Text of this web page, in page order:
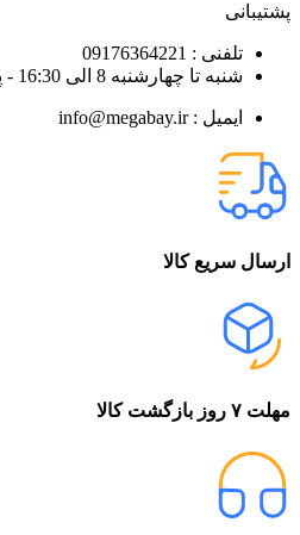
پشتیبانی
تلفنی : 09176364221
شنبه تا چهارشنبه 8 الی 16:30 - پنجشنبه 8 الی 14
ایمیل : info@megabay.ir
ارسال سریع کالا
مهلت ۷ روز بازگشت کالا